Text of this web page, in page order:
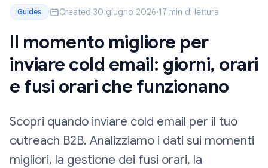
Guides Created 30 giugno 2026·17 min di lettura
Il momento migliore per
inviare cold email: giorni, orari
e fusi orari che funzionano
Scopri quando inviare cold email per il tuo
outreach B2B. Analizziamo i dati sui momenti
migliori, la gestione dei fusi orari, la